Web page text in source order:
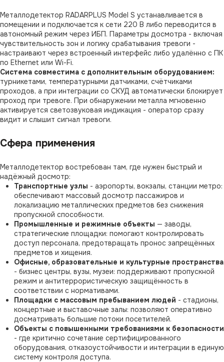
Металлодетектор RADARPLUS Model S устанавливается в
помещении и подключается к сети 220 В либо переводится в
автономный режим через ИБП. Параметры досмотра - включая
чувствительность зон и логику срабатывания тревоги -
настраивают через встроенный интерфейс либо удалённо с ПК
по Ethernet или Wi-Fi.
Система совместима с дополнительным оборудованием:
турникетами, температурными датчиками, счётчиками
проходов, а при интеграции со СКУД автоматически блокирует
проход при тревоге. При обнаружении металла мгновенно
активируется светозвуковая индикация - оператор сразу
видит и слышит сигнал тревоги.
Сфера применения
Металлодетектор востребован там, где нужен быстрый и
надёжный досмотр:
Транспортные узлы - аэропорты, вокзалы, станции метро:
обеспечивают массовый досмотр пассажиров и
локализацию металлических предметов без снижения
пропускной способности.
Промышленные и режимные объекты — заводы,
стратегические площадки: помогают контролировать
доступ персонала, предотвращать пронос запрещённых
предметов и хищения.
Офисные, образовательные и культурные пространства
- бизнес центры, вузы, музеи: поддерживают пропускной
режим и антитеррористическую защищённость в
соответствии с нормативами.
Площадки с массовым пребыванием людей - стадионы,
концертные и выставочные залы: позволяют оперативно
досматривать большие потоки посетителей.
Объекты с повышенными требованиями к безопасности
- где критично сочетание сертифицированного
оборудования, отказоустойчивости и интеграции в единую
систему контроля доступа.